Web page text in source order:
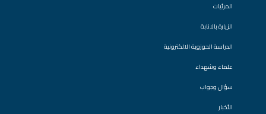
المرئيات
الزيارة بالانابة
الدراسة الحوزوية الالكترونية
علماء وشهداء
سؤال وجواب
الأخبار